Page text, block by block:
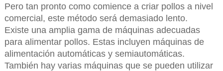
Pero tan pronto como comience a criar pollos a nivel
comercial, este método será demasiado lento.
Existe una amplia gama de máquinas adecuadas
para alimentar pollos. Estas incluyen máquinas de
alimentación automáticas y semiautomáticas.
También hay varias máquinas que se pueden utilizar